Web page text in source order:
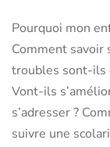
Pourquoi mon
Comment savoir
troubles sont-ils
Vont-ils
s’adresser ?
suivre une